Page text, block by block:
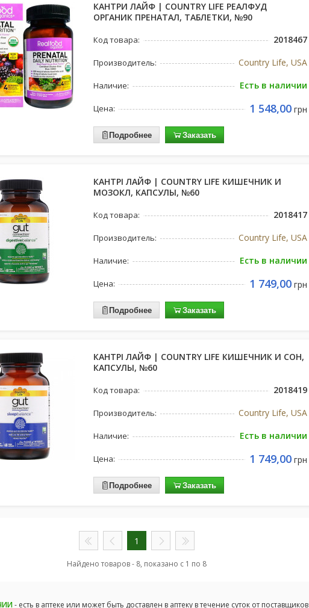
КАНТРИ ЛАЙФ | COUNTRY LIFE РЕАЛФУД
ОРГАНИК ПРЕНАТАЛ, ТАБЛЕТКИ, №90
Код товара: 2018467
Производитель: Country Life, USA
Наличие: Есть в наличии
Цена: 1 548,00грн
Подробнее Заказать
КАНТРІ ЛАЙФ | COUNTRY LIFE КИШЕЧНИК И
МОЗОКЛ, КАПСУЛЫ, №60
Код товара: 2018417
Производитель: Country Life, USA
Наличие: Есть в наличии
Цена: 1 749,00грн
Подробнее Заказать
КАНТРІ ЛАЙФ | COUNTRY LIFE КИШЕЧНИК И СОН,
КАПСУЛЫ, №60
Код товара: 2018419
Производитель: Country Life, USA
Наличие: Есть в наличии
Цена: 1 749,00грн
Подробнее Заказать
1
Найдено товаров - 8, показано с 1 по 8
- есть в аптеке или может быть доставлен в аптеку в течение суток от поставщиков